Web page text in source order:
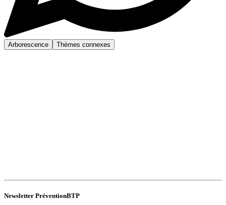
Arborescence Thèmes connexes
Newsletter PréventionBTP